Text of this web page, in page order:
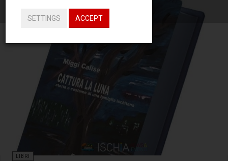
SPETTACOLI NEWS
LIBRI
SETTINGS ACCEPT